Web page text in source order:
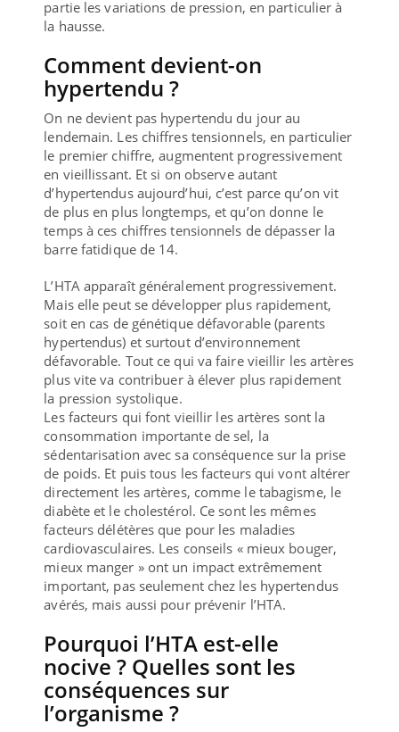
partie les variations de pression, en particulier à
la hausse.
Comment devient-on
hypertendu ?
On ne devient pas hypertendu du jour au
lendemain. Les chiffres tensionnels, en particulier
le premier chiffre, augmentent progressivement
en vieillissant. Et si on observe autant
d’hypertendus aujourd’hui, c’est parce qu’on vit
de plus en plus longtemps, et qu’on donne le
temps à ces chiffres tensionnels de dépasser la
barre fatidique de 14.
L’HTA apparaît généralement progressivement.
Mais elle peut se développer plus rapidement,
soit en cas de génétique défavorable (parents
hypertendus) et surtout d’environnement
défavorable. Tout ce qui va faire vieillir les artères
plus vite va contribuer à élever plus rapidement
la pression systolique.
Les facteurs qui font vieillir les artères sont la
consommation importante de sel, la
sédentarisation avec sa conséquence sur la prise
de poids. Et puis tous les facteurs qui vont altérer
directement les artères, comme le tabagisme, le
diabète et le cholestérol. Ce sont les mêmes
facteurs délétères que pour les maladies
cardiovasculaires. Les conseils « mieux bouger,
mieux manger » ont un impact extrêmement
important, pas seulement chez les hypertendus
avérés, mais aussi pour prévenir l’HTA.
Pourquoi l’HTA est-elle
nocive ? Quelles sont les
conséquences sur
l’organisme ?